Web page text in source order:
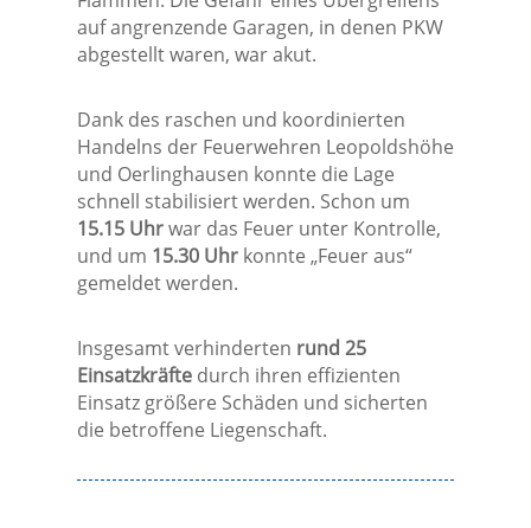
auf angrenzende Garagen, in denen PKW
abgestellt waren, war akut.
Dank des raschen und koordinierten
Handelns der Feuerwehren Leopoldshöhe
und Oerlinghausen konnte die Lage
schnell stabilisiert werden. Schon um
15.15 Uhrwar das Feuer unter Kontrolle,
und um 15.30 Uhrkonnte „Feuer aus“
gemeldet werden.
Insgesamt verhinderten rund 25
Einsatzkräftedurch ihren effizienten
Einsatz größere Schäden und sicherten
die betroffene Liegenschaft.